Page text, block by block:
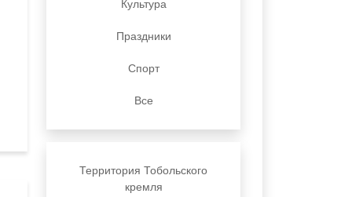
Культура
Праздники
Спорт
Все
Территория Тобольского
кремля